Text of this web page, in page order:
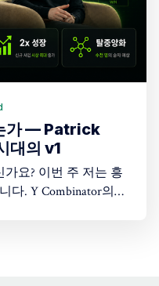
가 — Patrick
대의 v1
다. Y Combinator의